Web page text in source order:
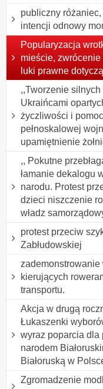
publiczny
intencji odnowy
Popularyzacja
mieście,
luki prawne
,,Tworzenie
Ukraińcami
życzliwości i
pełnoskalowej
upamiętnienie
,, Pokutne
łamanie dekalogu
narodu. Protest
dzieci niszczenie
władz
protest przeciw
Zabłudowskiej
kierujących
transportu.
Akcja w drugą
Łukaszenki
wyraz poparcia dla
narodem
Białoruską w
Zgromadzenie